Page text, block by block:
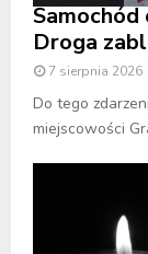
Droga
7 sierpnia 2026
Do tego
miejscowości